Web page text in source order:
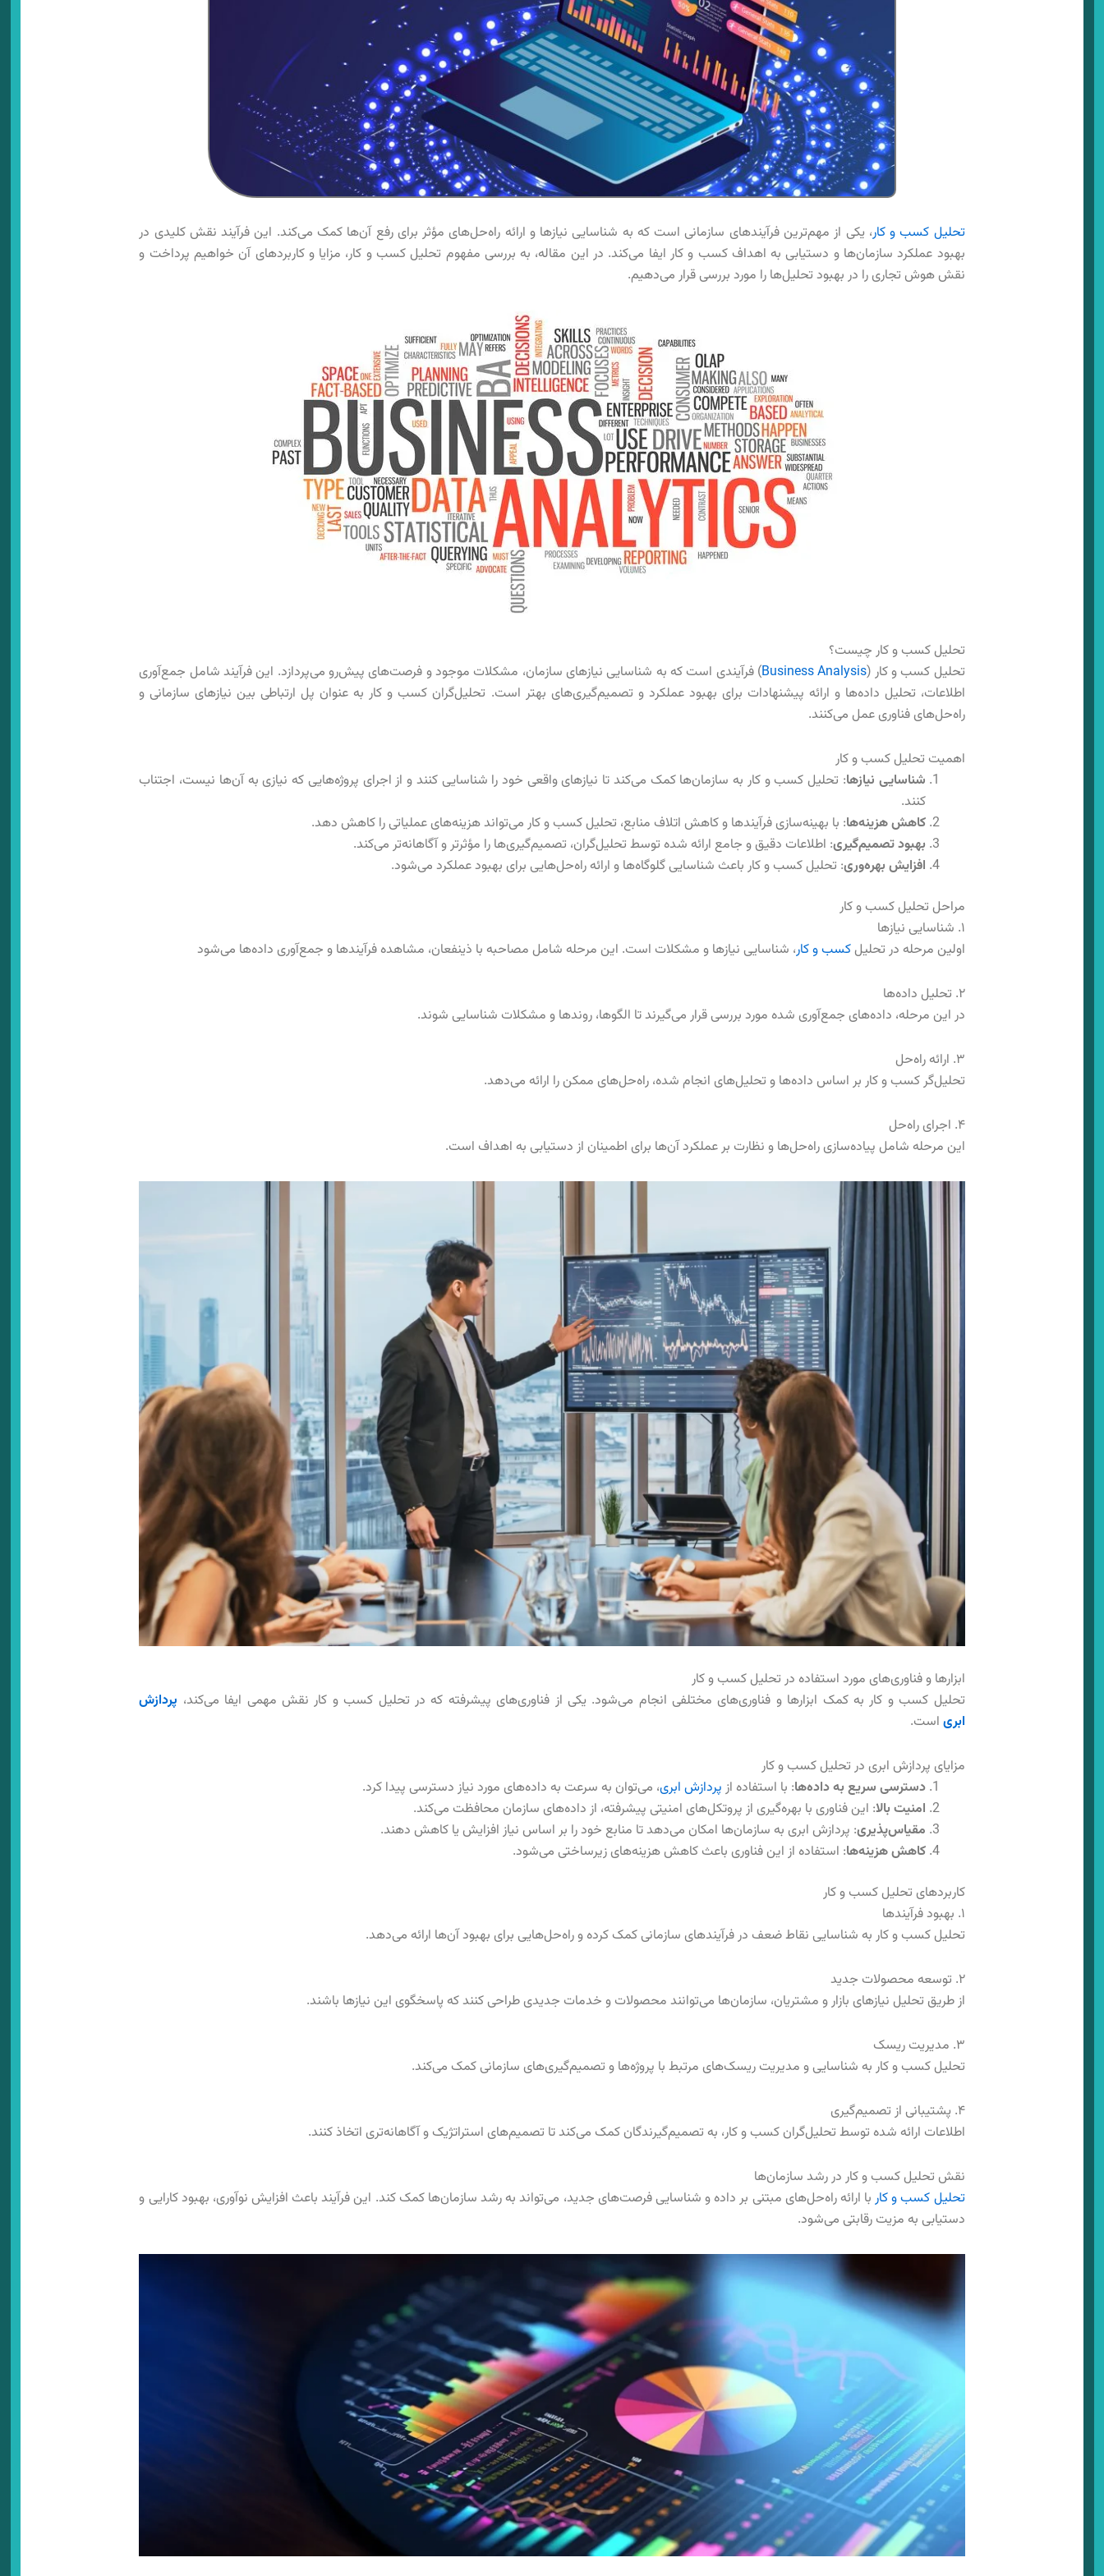
تحلیل کسب و کار، یکی از مهم‌ترین فرآیندهای سازمانی است که به شناسایی نیازها و ارائه راه‌حل‌های مؤثر برای رفع آن‌ها کمک می‌کند. این فرآیند نقش کلیدی در
بهبود عملکرد سازمان‌ها و دستیابی به اهداف کسب و کا‌ر ایفا می‌کند. در این مقاله، به بررسی مفهوم تحلیل کسب و کار، مزایا و کاربردهای آن خواهیم پرداخت و
نقش هوش تجاری را در بهبود تحلیل‌ها را مورد بررسی قرار می‌دهیم.
تحلیل کسب و کار چیست؟
تحلیل کسب و کار (Business Analysis) فرآیندی است که به شناسایی نیازهای سازمان، مشکلات موجود و فرصت‌های پیش‌رو می‌پردازد. این فرآیند شامل جمع‌آوری
اطلاعات، تحلیل داده‌ها و ارائه پیشنهادات برای بهبود عملکرد و تصمیم‌گیری‌های بهتر است. تحلیل‌گران کسب و کار به عنوان پل ارتباطی بین نیازهای سازمانی و
راه‌حل‌های فناوری عمل می‌کنند.
اهمیت تحلیل کسب و کار
شناسایی نیازها: تحلیل کسب ‌‌‌و‌ ‌کا‌ر به سازمان‌ها کمک می‌کند تا نیازهای واقعی خود را شناسایی کنند و از اجرای پروژه‌هایی که نیازی به آن‌ها نیست، اجتناب
کنند.
کاهش هزینه‌ها: با بهینه‌سازی فرآیندها و کاهش اتلاف منابع، تحلیل کسب و کار می‌تواند هزینه‌های عملیاتی را کاهش دهد.
بهبود تصمیم‌گیری: اطلاعات دقیق و جامع ارائه شده توسط تحلیل‌گران، تصمیم‌گیری‌ها را مؤثرتر و آگاهانه‌تر می‌کند.
افزایش بهره‌وری: تحلیل کسب و کار باعث شناسایی گلوگاه‌ها و ارائه راه‌حل‌هایی برای بهبود عملکرد می‌شود.
مراحل تحلیل کسب و کار
۱. شناسایی نیازها
اولین مرحله در تحلیلکسب‌‌ و کا‌‌ر، شناسایی نیازها و مشکلات است. این مرحله شامل مصاحبه با ذینفعان، مشاهده فرآیندها و جمع‌آوری داده‌ها می‌شود
۲. تحلیل داده‌ها
در این مرحله، داده‌های جمع‌آوری شده مورد بررسی قرار می‌گیرند تا الگوها، روندها و مشکلات شناسایی شوند.
۳. ارائه راه‌حل
تحلیل‌گر کسب و کار بر اساس داده‌ها و تحلیل‌های انجام شده، راه‌حل‌های ممکن را ارائه می‌دهد.
۴. اجرای راه‌حل
این مرحله شامل پیاده‌سازی راه‌حل‌ها و نظارت بر عملکرد آن‌ها برای اطمینان از دستیابی به اهداف است.
ابزارها و فناوری‌های مورد استفاده در تحلیل کسب‌ و کار
تحلیل کسب و‌ کا‌ر به کمک ابزارها و فناوری‌های مختلفی انجام می‌شود. یکی از فناوری‌های پیشرفته که در تحلیل کسب ‌و کا‌ر نقش مهمی ایفا می‌کند، پردازش
ابری است.
مزایای پردازش ابری در تحلیل کسب و کار
دسترسی سریع به داده‌ها: با استفاده از پردازش ابری، می‌توان به سرعت به داده‌های مورد نیاز دسترسی پیدا کرد.
امنیت بالا: این فناوری با بهره‌گیری از پروتکل‌های امنیتی پیشرفته، از داده‌های سازمان محافظت می‌کند.
مقیاس‌پذیری: پردازش ابری به سازمان‌ها امکان می‌دهد تا منابع خود را بر اساس نیاز افزایش یا کاهش دهند.
کاهش هزینه‌ها: استفاده از این فناوری باعث کاهش هزینه‌های زیرساختی می‌شود.
کاربردهای تحلیل کسب‌ و کا‌ر
۱. بهبود فرآیندها
تحلیل کسب‌ و کا‌ر به شناسایی نقاط ضعف در فرآیندهای سازمانی کمک کرده و راه‌حل‌هایی برای بهبود آن‌ها ارائه می‌دهد.
۲. توسعه محصولات جدید
از طریق تحلیل نیازهای بازار و مشتریان، سازمان‌ها می‌توانند محصولات و خدمات جدیدی طراحی کنند که پاسخگوی این نیازها باشند.
۳. مدیریت ریسک
تحلیل کسب و کا‌ر به شناسایی و مدیریت ریسک‌های مرتبط با پروژه‌ها و تصمیم‌گیری‌های سازمانی کمک می‌کند.
۴. پشتیبانی از تصمیم‌گیری
اطلاعات ارائه شده توسط تحلیل‌گران کسب و کار، به تصمیم‌گیرندگان کمک می‌کند تا تصمیم‌های استراتژیک و آگاهانه‌تری اتخاذ کنند.
نقش تحلیل کسب و کار در رشد سازمان‌ها
تحلیل کسب و کاربا ارائه راه‌حل‌های مبتنی بر داده و شناسایی فرصت‌های جدید، می‌تواند به رشد سازمان‌ها کمک کند. این فرآیند باعث افزایش نوآوری، بهبود کارایی و
دستیابی به مزیت رقابتی می‌شود.